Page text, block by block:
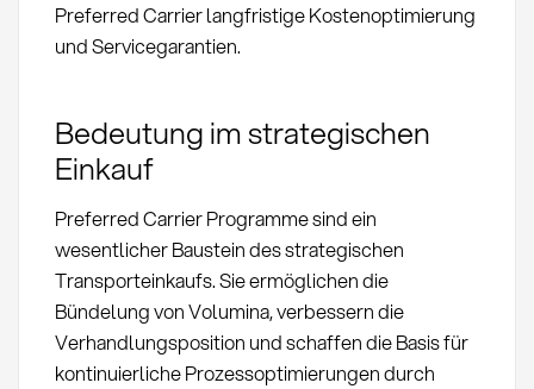
Preferred Carrier langfristige Kostenoptimierung
und Servicegarantien.
Bedeutung im strategischen
Einkauf
Preferred Carrier Programme sind ein
wesentlicher Baustein des strategischen
Transporteinkaufs. Sie ermöglichen die
Bündelung von Volumina, verbessern die
Verhandlungsposition und schaffen die Basis für
kontinuierliche Prozessoptimierungen durch